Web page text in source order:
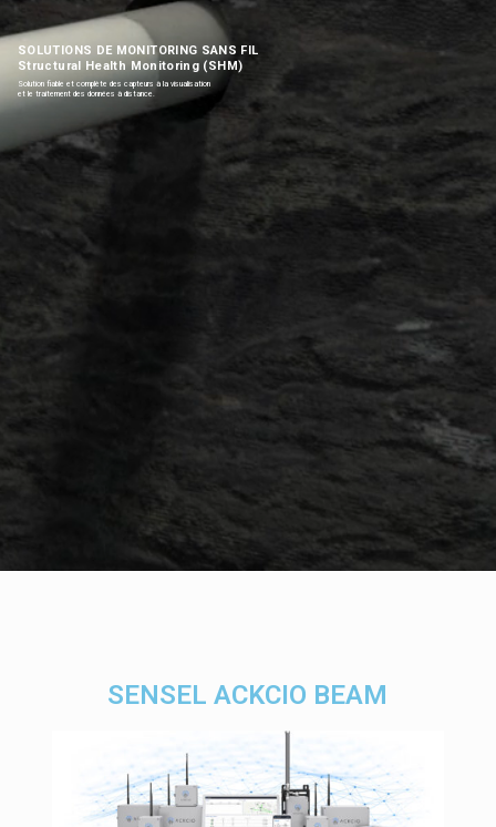
SOLUTIONS DE MONITORING SANS FIL
Structural Health Monitoring (SHM)
Solution fiable et complète des capteurs à la visualisation
et le traitement des données à distance.
SENSEL ACKCIO BEAM